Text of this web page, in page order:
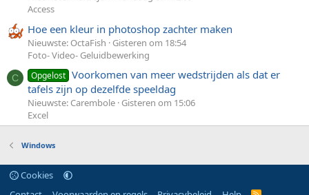
Access
Hoe een kleur in photoshop zachter maken
Nieuwste: OctaFish
Gisteren om 18:54
Foto- Video- Geluidbewerking
C Opgelost Voorkomen van meer wedstrijden als dat er
tafels zijn op dezelfde speeldag
Nieuwste: Carembole Gisteren om 15:06
Excel
Windows
Cookies